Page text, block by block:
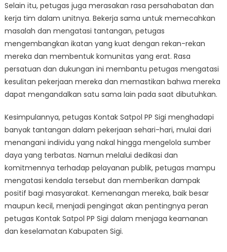
Selain itu, petugas juga merasakan rasa persahabatan dan
kerja tim dalam unitnya. Bekerja sama untuk memecahkan
masalah dan mengatasi tantangan, petugas
mengembangkan ikatan yang kuat dengan rekan-rekan
mereka dan membentuk komunitas yang erat. Rasa
persatuan dan dukungan ini membantu petugas mengatasi
kesulitan pekerjaan mereka dan memastikan bahwa mereka
dapat mengandalkan satu sama lain pada saat dibutuhkan.
Kesimpulannya, petugas Kontak Satpol PP Sigi menghadapi
banyak tantangan dalam pekerjaan sehari-hari, mulai dari
menangani individu yang nakal hingga mengelola sumber
daya yang terbatas. Namun melalui dedikasi dan
komitmennya terhadap pelayanan publik, petugas mampu
mengatasi kendala tersebut dan memberikan dampak
positif bagi masyarakat. Kemenangan mereka, baik besar
maupun kecil, menjadi pengingat akan pentingnya peran
petugas Kontak Satpol PP Sigi dalam menjaga keamanan
dan keselamatan Kabupaten Sigi.